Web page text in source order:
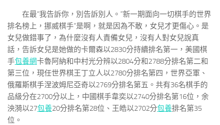
在最“我告訴你，別告訴別人。”新一期面向一切棋手的世界
排名榜上，挪威棋手“是啊，就是因為不敢，女兒才更傷心。是
女兒做錯事了，為什麼沒有人責備女兒，沒有人對女兒說真
話，告訴女兒是她做的卡爾森以2830分持續排名第一，美國棋
手包養網卡魯阿納和中村光分辨以2804分和2788分排名第二和
第三位，現任世界棋王丁立人以2780分排名第四，世界亞軍、
俄羅斯棋手涅波姆尼亞奇以2769分排名第五。共有36名棋手的
品級分在2700分以上，中國棋手韋奕以2740分排名第16位，余
泱漪以27包養20分排名第28位、王皓以2702分包養排名第35
位。